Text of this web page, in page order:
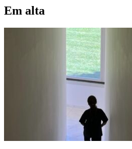
Em alta